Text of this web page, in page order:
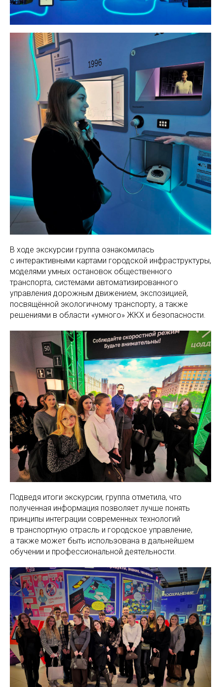
В ходе экскурсии группа ознакомилась
с интерактивными картами городской инфраструктуры,
моделями умных остановок общественного
транспорта, системами автоматизированного
управления дорожным движением, экспозицией,
посвящённой экологичному транспорту, а также
решениями в области «умного» ЖКХ и безопасности.
Подведя итоги экскурсии, группа отметила, что
полученная информация позволяет лучше понять
принципы интеграции современных технологий
в транспортную отрасль и городское управление,
а также может быть использована в дальнейшем
обучении и профессиональной деятельности.